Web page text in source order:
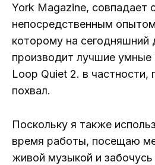
York Magazine, совпадает
непосредственным
которому на сегодняшний
производит лучшие
Loop Quiet 2. в частности,
похвал.
Поскольку я также
время работы, посещаю
живой музыкой и забочусь